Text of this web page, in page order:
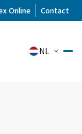
Online Contact
NL